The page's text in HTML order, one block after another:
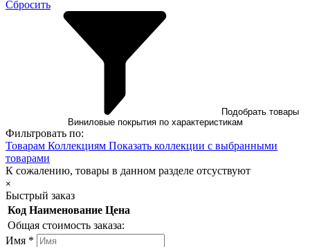
Сбросить
Виниловые покрытия по характеристикам
Фильтровать по:
Товарам Коллекциям Показать коллекции с выбранными
товарами
К сожалению, товары в данном разделе отсуствуют
×
Быстрый заказ
Код Наименование Цена
Общая стоимость заказа:
Имя *